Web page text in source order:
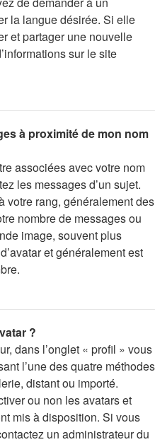
la langue désirée. Si elle
et partager une nouvelle
sur le site
à proximité de mon nom
associées avec votre nom
les messages d’un sujet.
votre rang, généralement des
nombre de messages ou
image, souvent plus
et généralement est
?
dans l’onglet « profil » vous
l’une des quatre méthodes
distant ou importé.
ou non les avatars et
mis à disposition. Si vous
un administrateur du